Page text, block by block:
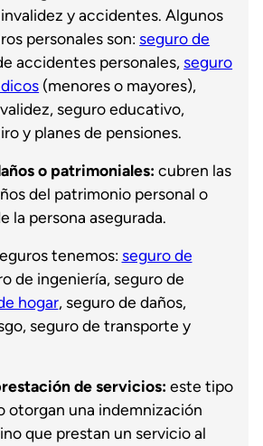
y accidentes. Algunos
personales son: seguro de
accidentes personales, seguro
(menores o mayores),
seguro educativo,
y planes de pensiones.
o patrimoniales: cubren las
del patrimonio personal o
la persona asegurada.
tenemos: seguro de
de ingeniería, seguro de
hogar, seguro de daños,
seguro de transporte y
de servicios: este tipo
otorgan una indemnización
que prestan un servicio al